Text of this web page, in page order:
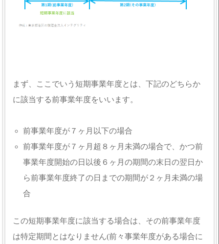
まず、ここでいう短期事業年度とは、下記のどちらか
に該当する前事業年度をいいます。
前事業年度が７ヶ月以下の場合
前事業年度が７ヶ月超８ヶ月未満の場合で、かつ前
事業年度開始の日以後６ヶ月の期間の末日の翌日か
ら前事業年度終了の日までの期間が２ヶ月未満の場
合
この短期事業年度に該当する場合は、その前事業年度
は特定期間とはなりません(前々事業年度がある場合に